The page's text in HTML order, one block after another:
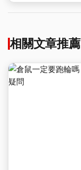
相關文章推薦